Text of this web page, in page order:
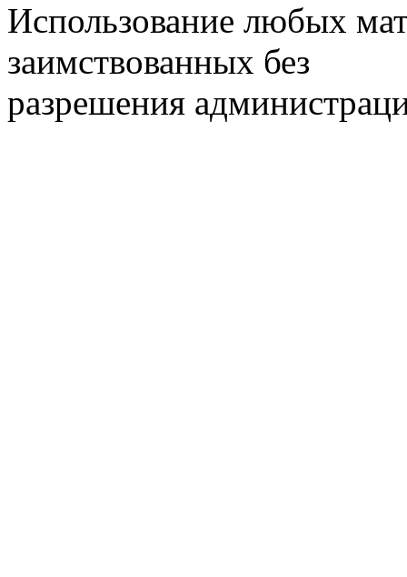
Использование любых
заимствованных без
разрешения